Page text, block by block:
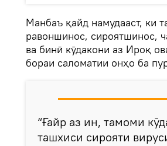
Манбаъ қайд намудааст, ки
равоншинос, сироятшинос,
ва бинӣ кӯдакони аз Ироқ
бораи саломатии онҳо ба
“Ғайр аз ин, тамоми
ташхиси сирояти